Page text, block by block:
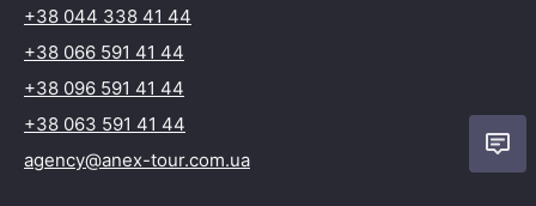
+38 044 338 41 44
+38 066 591 41 44
+38 096 591 41 44
+38 063 591 41 44
agency@anex-tour.com.ua